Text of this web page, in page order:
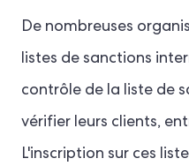
De nombreuses
listes de sanctions
contrôle de la liste de
vérifier leurs clients,
L'inscription sur ces